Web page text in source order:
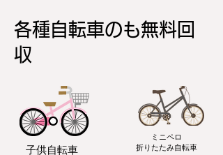
各種自転車のも無料回
収
子供自転車
ミニペロ
​折りたたみ自転車